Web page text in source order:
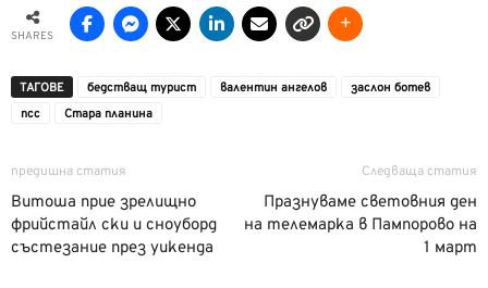
SHARES
ТАГОВЕ бедстващ турист валентин ангелов
заслон ботев
псс
Стара планина
предишна статия
Витоша прие зрелищно
фрийстайл ски и сноуборд
състезание през уикенда
Следваща статия
Празнуваме световния ден
на телемарка в Пампорово на
1 март